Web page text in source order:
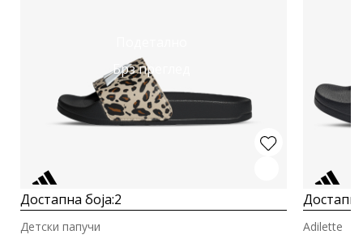
Брз преглед
Достапна боја:2
Детски папучи Adilette